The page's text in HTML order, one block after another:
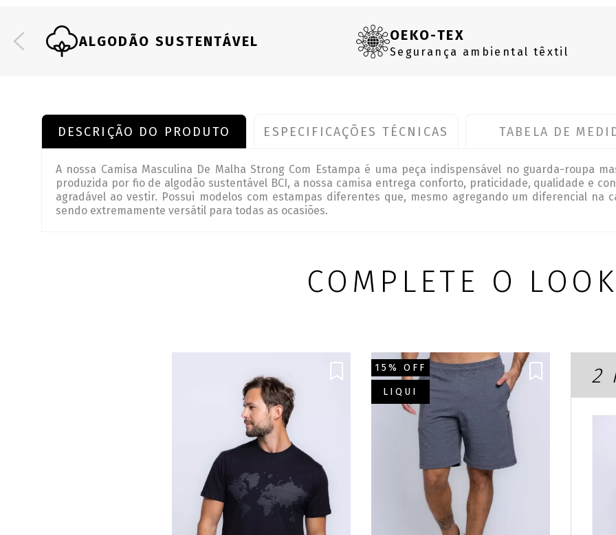
ALGODÃO SUSTENTÁVEL OEKO-TEX
Segurança ambiental têxtil
DESCRIÇÃO DO PRODUTO ESPECIFICAÇÕES TÉCNICAS TABELA DE
A nossa Camisa Masculina De Malha Strong Com Estampa é uma peça indispensável no guarda-roupa
produzida por fio de algodão sustentável BCI, a nossa camisa entrega conforto, praticidade, qualidade e
agradável ao vestir. Possui modelos com estampas diferentes que, mesmo agregando um diferencial na
sendo extremamente versátil para todas as ocasiões.
COMPLETE O LOOK
15% OFF
LIQUI
2